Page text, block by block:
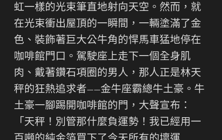
虹一樣的光束筆直地射向天空。然而，就
在光束衝出屋頂的一瞬間，一輛塗滿了金
色、裝飾著巨大公牛角的悍馬車猛地停在
咖啡館門口。駕駛座上走下一個全身肌
肉、戴著鑽石項圈的男人，那人正是林天
秤的狂熱追求者——金牛座霸總牛土豪。牛
土豪一腳踢開咖啡館的門，大聲宣布：
「天秤！別管那什麼負運勢！我已經用一